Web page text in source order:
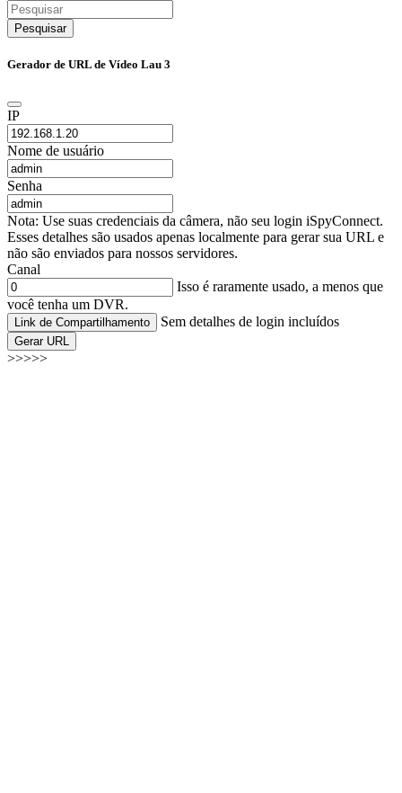
Pesquisar
Gerador de URL de Vídeo Lau 3
IP
Nome de usuário
Senha
Nota: Use suas credenciais da câmera, não seu login iSpyConnect.
Esses detalhes são usados apenas localmente para gerar sua URL e
não são enviados para nossos servidores.
Canal
Isso é raramente usado, a menos que
você tenha um DVR.
Link de Compartilhamento Sem detalhes de login incluídos
Gerar URL
>>>>>